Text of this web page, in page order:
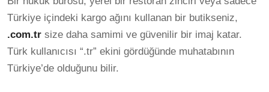
Türkiye içindeki kargo ağını kullanan bir butikseniz,
.com.tr size daha samimi ve güvenilir bir imaj katar.
Türk kullanıcısı “.tr” ekini gördüğünde muhatabının
Türkiye’de olduğunu bilir.